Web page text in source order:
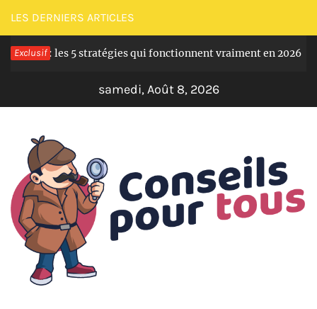
Passer
au
contenu
LES DERNIERS ARTICLES
Exclusif
B2B : les 5 stratégies qui fonctionnent vraiment en 2026
samedi, Août 8, 2026